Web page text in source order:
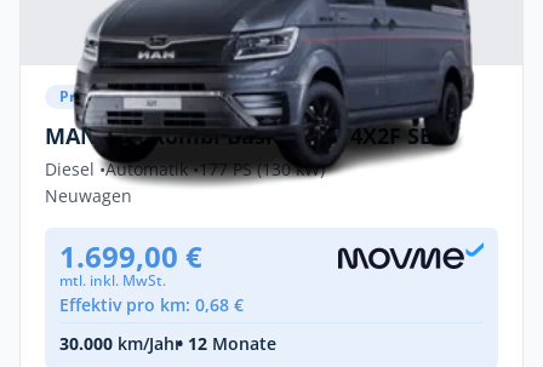
Privat & Gewerbe
MAN TGE Kombi Basic 3.180 4X2F SB
Diesel •Automatik •177 PS (130 kW)
Neuwagen
1.699,00 €
mtl. inkl. MwSt.
Effektiv pro km: 0,68 €
30.000 km/Jahr• 12 Monate